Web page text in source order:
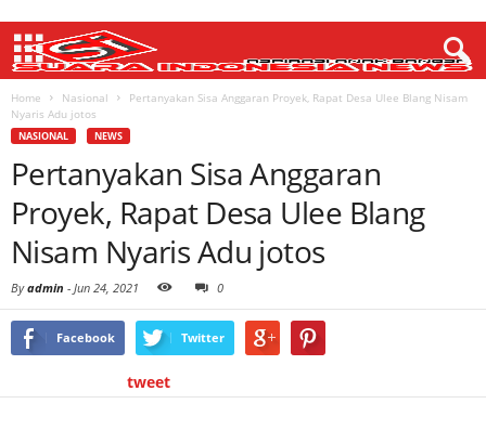
Home Nasional
Pertanyakan Sisa Anggaran Proyek, Rapat Desa Ulee Blang Nisam
Nyaris Adu jotos
NASIONAL NEWS
Pertanyakan Sisa Anggaran
Proyek, Rapat Desa Ulee Blang
Nisam Nyaris Adu jotos
Byadmin - Jun 24, 2021 0
Facebook Twitter
tweet